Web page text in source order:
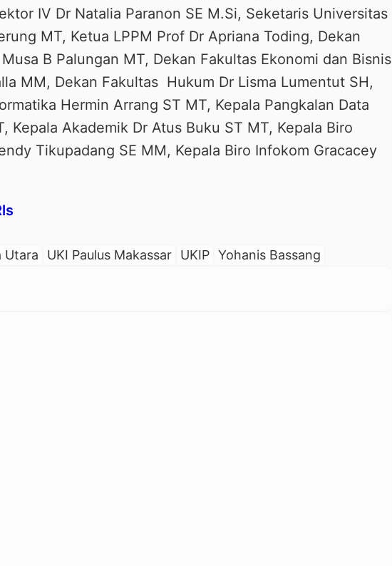
IV Dr Natalia Paranon SE M.Si, Seketaris Universitas
MT, Ketua LPPM Prof Dr Apriana Toding, Dekan
B Palungan MT, Dekan Fakultas Ekonomi dan Bisnis
MM, Dekan Fakultas Hukum Dr Lisma Lumentut SH,
Hermin Arrang ST MT, Kepala Pangkalan Data
Kepala Akademik Dr Atus Buku ST MT, Kepala Biro
Tikupadang SE MM, Kepala Biro Infokom Gracacey
Utara UKI Paulus Makassar UKIP Yohanis Bassang